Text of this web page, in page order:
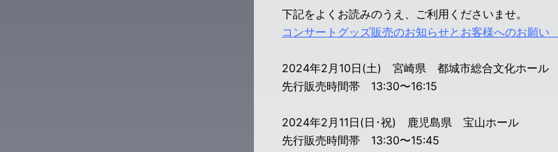
下記をよくお読みのうえ、ご利用くださいませ。
コンサートグッズ販売のお知らせとお客様へのお願
2024年2月10日(土) 宮崎県 都城市総合文化ホール
先行販売時間帯 13:30〜16:15
2024年2月11日(日･祝) 鹿児島県 宝山ホール
先行販売時間帯 13:30〜15:45